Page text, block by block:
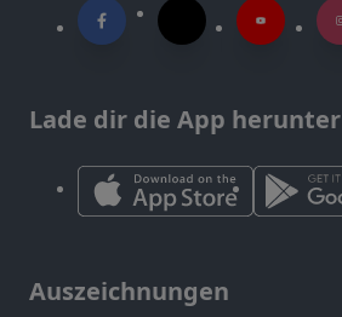
Lade dir die App herunter
Auszeichnungen